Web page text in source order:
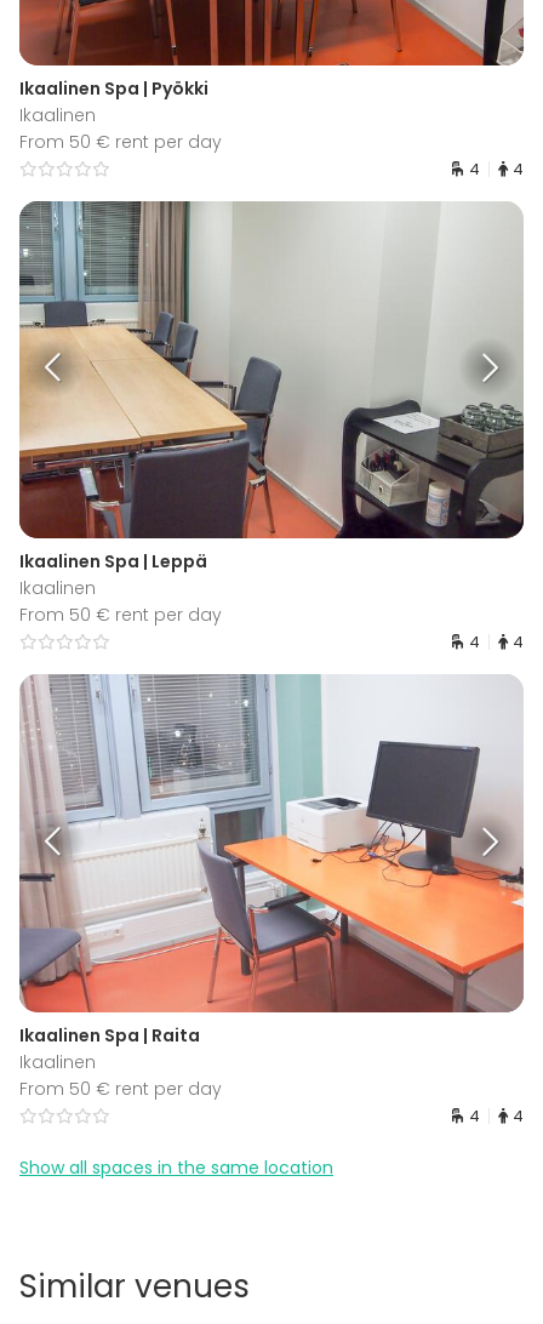
Ikaalinen Spa | Pyökki
Ikaalinen
From 50 € rent per day
4 4
Ikaalinen Spa | Leppä
Ikaalinen
From 50 € rent per day
4 4
Ikaalinen Spa | Raita
Ikaalinen
From 50 € rent per day
4 4
Show all spaces in the same location
Similar venues